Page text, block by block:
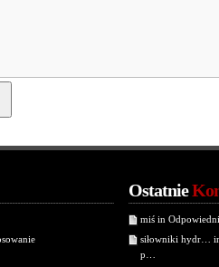
Ostatnie
miś in
siłowniki hydr…
p…